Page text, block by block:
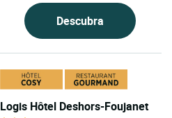
Descubra
Logis Hôtel Deshors-Foujanet